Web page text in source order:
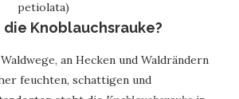
petiolata)
Knoblauchsrauke?
an Hecken und Waldrändern
feuchten, schattigen und